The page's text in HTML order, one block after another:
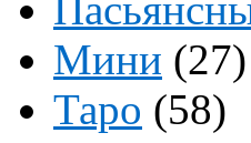
Мини (27)
Таро (58)